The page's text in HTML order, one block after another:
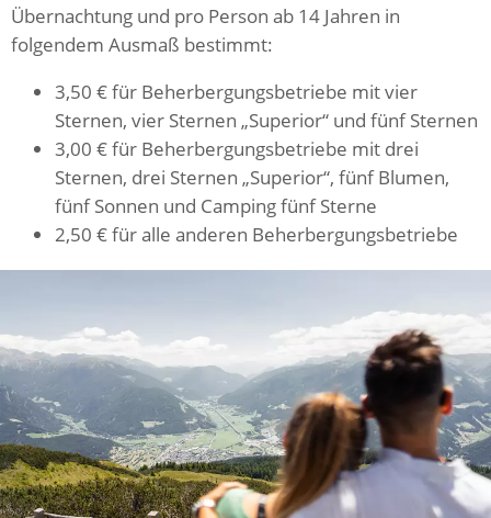
Übernachtung und pro Person ab 14 Jahren in
folgendem Ausmaß bestimmt:
3,50 € für Beherbergungsbetriebe mit vier
Sternen, vier Sternen „Superior“ und fünf Sternen
3,00 € für Beherbergungsbetriebe mit drei
Sternen, drei Sternen „Superior“, fünf Blumen,
fünf Sonnen und Camping fünf Sterne
2,50 € für alle anderen Beherbergungsbetriebe